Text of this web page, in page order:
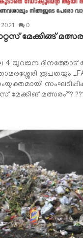
0
മേക്കിങ്ങ്
4 യുവജന ദിനത്തോട്
രൂപതയും
മത്സരം*?